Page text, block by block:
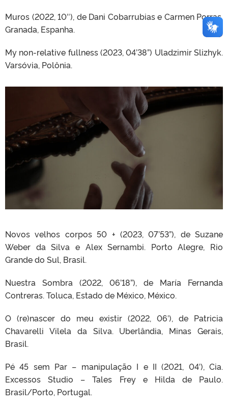
Muros (2022, 10″), de Dani Cobarrubias e Carmen Porras.
Granada, Espanha.
My non-relative fullness (2023, 04’38”) Uladzimir Slizhyk.
Varsóvia, Polônia.
Novos velhos corpos 50 + (2023, 07’53”), de Suzane
Weber da Silva e Alex Sernambi. Porto Alegre, Rio
Grande do Sul, Brasil.
Nuestra Sombra (2022, 06’18”), de María Fernanda
Contreras. Toluca, Estado de México, México.
O (re)nascer do meu existir (2022, 06′), de Patricia
Chavarelli Vilela da Silva. Uberlândia, Minas Gerais,
Brasil.
Pé 45 sem Par – manipulação I e II (2021, 04′), Cia.
Excessos Studio – Tales Frey e Hilda de Paulo.
Brasil/Porto, Portugal.